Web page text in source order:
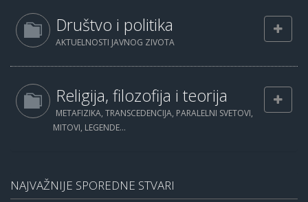
Društvo i politika
AKTUELNOSTI JAVNOG ZIVOTA
Religija, filozofija i teorija
METAFIZIKA, TRANSCEDENCIJA, PARALELNI SVETOVI,
MITOVI, LEGENDE...
NAJVAŽNIJE SPOREDNE STVARI